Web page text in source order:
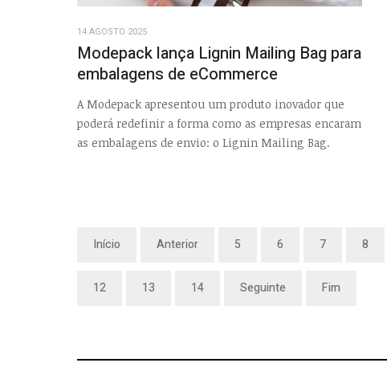
14 AGOSTO 2025
Modepack lança Lignin Mailing Bag para
embalagens de eCommerce
A Modepack apresentou um produto inovador que
poderá redefinir a forma como as empresas encaram
as embalagens de envio: o Lignin Mailing Bag.
Início Anterior 5 6 7 8
12 13 14 Seguinte Fim